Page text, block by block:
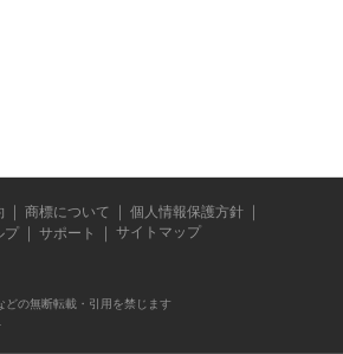
商標について
個人情報保護方針
プ サポート サイトマップ
どの無断転載・引用を禁じます